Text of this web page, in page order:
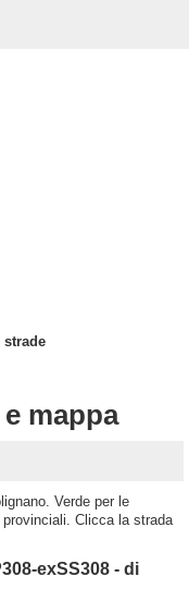
strade
mappa
Verde per le
Clicca la strada
exSS308 - di